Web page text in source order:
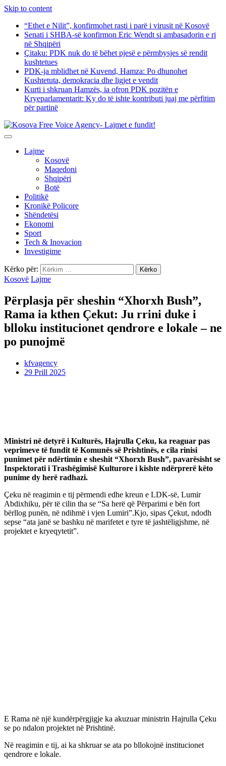
Skip to content
“Ethet e Nilit”, konfirmohet rasti i parë i virusit në Kosovë
Senati i SHBA-së konfirmon Eric Wendt si ambasadorin e ri
në Shqipëri
​Çitaku: PDK nuk do të bëhet pjesë e përmbysjes së rendit
kushtetues
PDK-ja mblidhet në Kuvend, Hamza: Po dhunohet
Kushtetuta, demokracia dhe ligjet e vendit
Kurti i shkruan Hamzës, ia ofron PDK pozitën e
Kryeparlamentarit: Ky do të ishte kontributi juaj me përfitim
për partinë
Lajme
Kosovë
Maqedoni
Shqipëri
Botë
Politikë
Kronikë Policore
Shëndetësi
Ekonomi
Sport
Tech & Inovacion
Investigime
Kërko për:
Kosovë Lajme
Përplasja për sheshin “Xhorxh Bush”,
Rama ia kthen Çekut: Ju rrini duke i
blloku institucionet qendrore e lokale – ne
po punojmë
kfvagency
29 Prill 2025
Ministri në detyrë i Kulturës, Hajrulla Çeku, ka reaguar pas
veprimeve të fundit të Komunës së Prishtinës, e cila rinisi
punimet për ndërtimin e sheshit “Xhorxh Bush”, pavarësisht se
Inspektorati i Trashëgimisë Kulturore i kishte ndërprerë këto
punime dy herë radhazi.
Çeku në reagimin e tij përmendi edhe kreun e LDK-së, Lumir
Abdixhiku, për të cilin tha se “Sa herë që Përparimi e bën fort
bërllog punën, në ndihmë i vjen Lumiri”.Kjo, sipas Çekut, ndodh
sepse “ata janë se bashku në marifetet e tyre të jashtëligjshme, në
projektet e kryeqytetit”.
E Rama në një kundërpërgjigje ka akuzuar ministrin Hajrulla Çeku
se po ndalon projektet në Prishtinë.
Në reagimin e tij, ai ka shkruar se ata po bllokojnë institucionet
qendrore e lokale.